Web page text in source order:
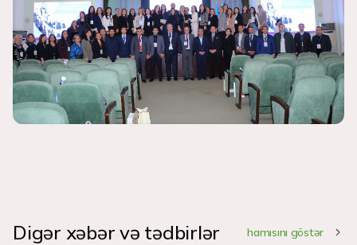
Digər xəbər və tədbirlər hamısını göstər